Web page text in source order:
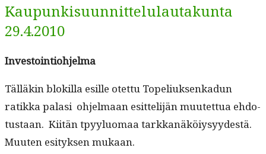
Kaupunkisuunnittelulautakunta
29.4.2010
Investoin­tio­hjel­ma
Täl­läkin blokil­la esille otet­tu Topeliuk­senkadun
ratik­ka palasi ohjel­maan esit­telijän muutet­tua ehdo­
tus­taan. Kiitän tpyy­lu­o­maa tarkkanäköiysyy­destä.
Muuten esi­tyk­sen mukaan.